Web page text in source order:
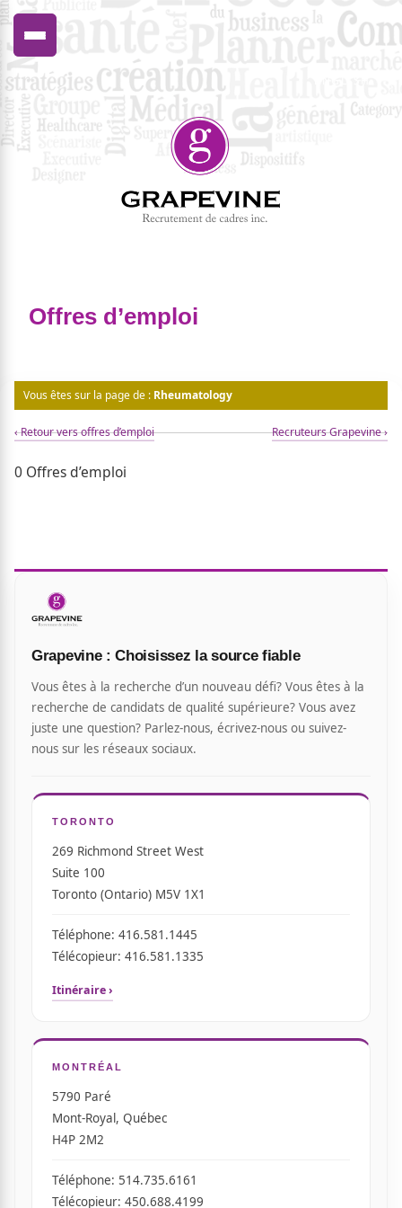
Offres d’emploi
Vous êtes sur la page de : Rheumatology
‹ Retour vers offres d’emploi Recruteurs Grapevine ›
0 Offres d’emploi
Grapevine : Choisissez la source fiable
Vous êtes à la recherche d’un nouveau défi? Vous êtes à la
recherche de candidats de qualité supérieure? Vous avez
juste une question? Parlez-nous, écrivez-nous ou suivez-
nous sur les réseaux sociaux.
TORONTO
269 Richmond Street West
Suite 100
Toronto (Ontario) M5V 1X1
Téléphone: 416.581.1445
Télécopieur: 416.581.1335
Itinéraire ›
MONTRÉAL
5790 Paré
Mont-Royal, Québec
H4P 2M2
Téléphone: 514.735.6161
Télécopieur: 450.688.4199